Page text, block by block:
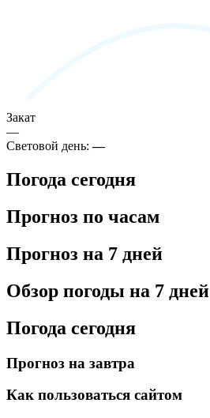
Закат
—
Световой день:—
Погода сегодня
Прогноз по часам
Прогноз на 7 дней
Обзор погоды на 7 дней
Погода сегодня
Прогноз на завтра
Как пользоваться сайтом